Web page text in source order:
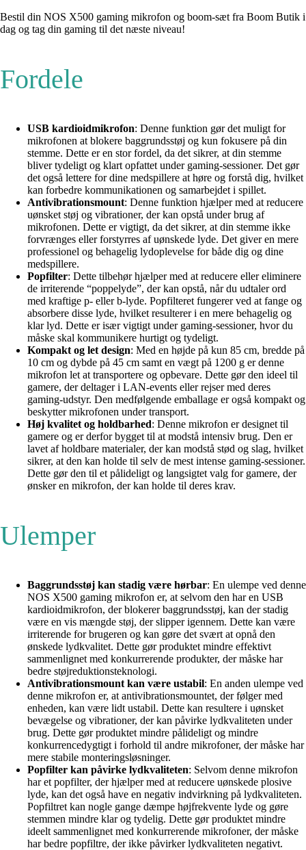
Bestil din NOS X500 gaming mikrofon og boom-sæt fra Boom Butik i
dag og tag din gaming til det næste niveau!
Fordele
USB kardioidmikrofon: Denne funktion gør det muligt for
mikrofonen at blokere baggrundsstøj og kun fokusere på din
stemme. Dette er en stor fordel, da det sikrer, at din stemme
bliver tydeligt og klart opfattet under gaming-sessioner. Det gør
det også lettere for dine medspillere at høre og forstå dig, hvilket
kan forbedre kommunikationen og samarbejdet i spillet.
Antivibrationsmount: Denne funktion hjælper med at reducere
uønsket støj og vibrationer, der kan opstå under brug af
mikrofonen. Dette er vigtigt, da det sikrer, at din stemme ikke
forvrænges eller forstyrres af uønskede lyde. Det giver en mere
professionel og behagelig lydoplevelse for både dig og dine
medspillere.
Popfilter: Dette tilbehør hjælper med at reducere eller eliminere
de irriterende “poppelyde”, der kan opstå, når du udtaler ord
med kraftige p- eller b-lyde. Popfilteret fungerer ved at fange og
absorbere disse lyde, hvilket resulterer i en mere behagelig og
klar lyd. Dette er især vigtigt under gaming-sessioner, hvor du
måske skal kommunikere hurtigt og tydeligt.
Kompakt og let design: Med en højde på kun 85 cm, bredde på
10 cm og dybde på 45 cm samt en vægt på 1200 g er denne
mikrofon let at transportere og opbevare. Dette gør den ideel til
gamere, der deltager i LAN-events eller rejser med deres
gaming-udstyr. Den medfølgende emballage er også kompakt og
beskytter mikrofonen under transport.
Høj kvalitet og holdbarhed: Denne mikrofon er designet til
gamere og er derfor bygget til at modstå intensiv brug. Den er
lavet af holdbare materialer, der kan modstå stød og slag, hvilket
sikrer, at den kan holde til selv de mest intense gaming-sessioner.
Dette gør den til et pålideligt og langsigtet valg for gamere, der
ønsker en mikrofon, der kan holde til deres krav.
Ulemper
Baggrundsstøj kan stadig være hørbar: En ulempe ved denne
NOS X500 gaming mikrofon er, at selvom den har en USB
kardioidmikrofon, der blokerer baggrundsstøj, kan der stadig
være en vis mængde støj, der slipper igennem. Dette kan være
irriterende for brugeren og kan gøre det svært at opnå den
ønskede lydkvalitet. Dette gør produktet mindre effektivt
sammenlignet med konkurrerende produkter, der måske har
bedre støjreduktionsteknologi.
Antivibrationsmount kan være ustabil: En anden ulempe ved
denne mikrofon er, at antivibrationsmountet, der følger med
enheden, kan være lidt ustabil. Dette kan resultere i uønsket
bevægelse og vibrationer, der kan påvirke lydkvaliteten under
brug. Dette gør produktet mindre pålideligt og mindre
konkurrencedygtigt i forhold til andre mikrofoner, der måske har
mere stabile monteringsløsninger.
Popfilter kan påvirke lydkvaliteten: Selvom denne mikrofon
har et popfilter, der hjælper med at reducere uønskede plosive
lyde, kan det også have en negativ indvirkning på lydkvaliteten.
Popfiltret kan nogle gange dæmpe højfrekvente lyde og gøre
stemmen mindre klar og tydelig. Dette gør produktet mindre
ideelt sammenlignet med konkurrerende mikrofoner, der måske
har bedre popfiltre, der ikke påvirker lydkvaliteten negativt.